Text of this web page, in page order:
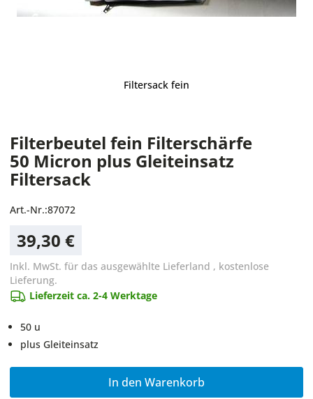
Filtersack fein
Filterbeutel fein Filterschärfe
50 Micron plus Gleiteinsatz
Filtersack
Art.-Nr.:87072
39,30 €
Inkl. MwSt. für das ausgewählte Lieferland , kostenlose
Lieferung.
Lieferzeit ca. 2-4 Werktage
50 u
plus Gleiteinsatz
In den Warenkorb